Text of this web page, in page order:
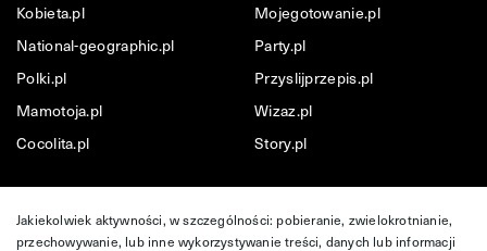
Kobieta.pl
Mojegotowanie.pl
National-geographic.pl
Party.pl
Polki.pl
Przyslijprzepis.pl
Mamotoja.pl
Wizaz.pl
Cocolita.pl
Story.pl
Jakiekolwiek aktywności, w szczególności: pobieranie, zwielokrotnianie,
przechowywanie, lub inne wykorzystywanie treści, danych lub informacji